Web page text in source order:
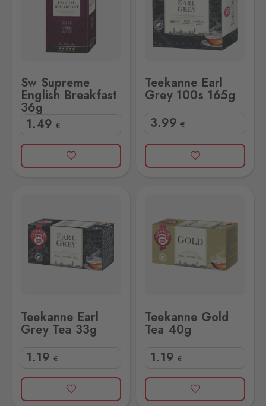
Sw Supreme
English Breakfast
36g
1.49 €
Teekanne Earl
Grey 100s 165g
3.99 €
Teekanne Earl
Grey Tea 33g
1.19 €
Teekanne Gold
Tea 40g
1.19 €